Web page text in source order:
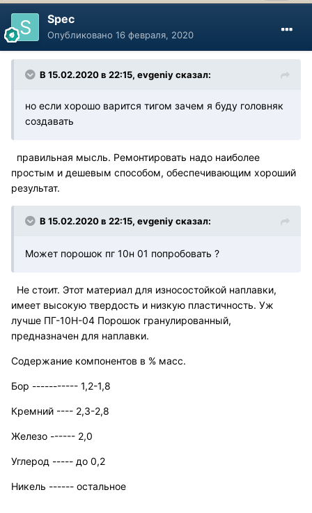
Spec
Опубликовано 16 февраля, 2020
В 15.02.2020 в 22:15, evgeniy сказал:
но если хорошо варится тигом зачем я буду головняк
создавать
правильная мысль. Ремонтировать надо наиболее
простым и дешевым способом, обеспечивающим хороший
результат.
В 15.02.2020 в 22:15, evgeniy сказал:
Может порошок пг 10н 01 попробовать ?
Не стоит. Этот материал для износостойкой наплавки,
имеет высокую твердость и низкую пластичность. Уж
лучше ПГ-10Н-04 Порошок гранулированный,
предназначен для наплавки.
Содержание компонентов в % масс.
Бор ----------- 1,2-1,8
Кремний ---- 2,3-2,8
Железо ------ 2,0
Углерод ----- до 0,2
Никель ------ остальное